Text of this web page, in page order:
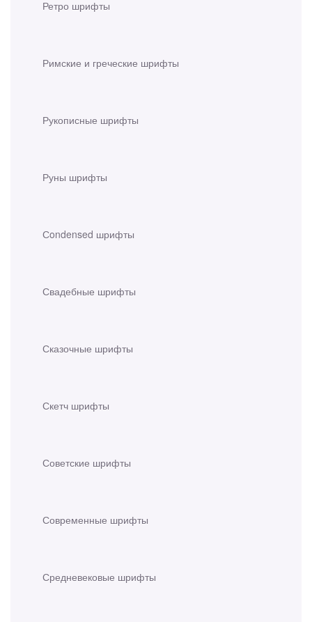
Ретро шрифты
Римские и греческие шрифты
Рукописные шрифты
Руны шрифты
Сondensed шрифты
Свадебные шрифты
Сказочные шрифты
Скетч шрифты
Советские шрифты
Современные шрифты
Средневековые шрифты